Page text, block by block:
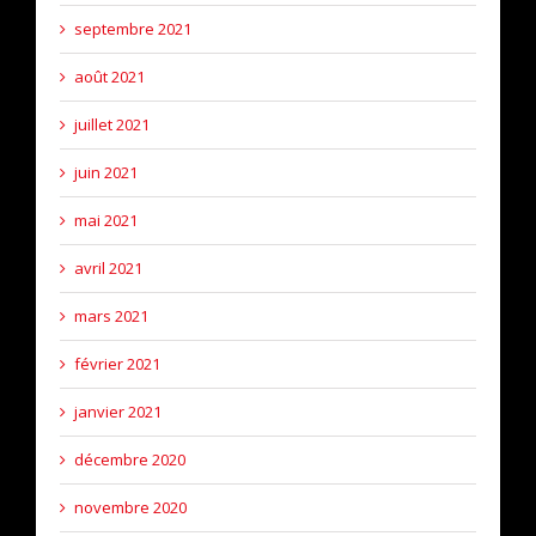
septembre 2021
août 2021
juillet 2021
juin 2021
mai 2021
avril 2021
mars 2021
février 2021
janvier 2021
décembre 2020
novembre 2020